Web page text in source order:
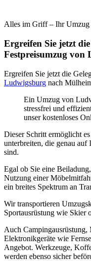
Alles im Griff – Ihr Umzug
Ergreifen Sie jetzt
Festpreisumzug
Ergreifen Sie jetzt die
Ludwigsburg nach
Ein Umzug von
stressfrei und
unser kostenloses
Dieser Schritt ermöglicht
unterbreiten, die genau auf
sind.
Egal ob Sie eine
Nutzung einer
ein breites Spektrum an
Wir transportieren
Sportausrüstung wie Skier
Auch
Elektronikgeräte wie
Angebot. Werkzeuge,
werden ebenso sicher